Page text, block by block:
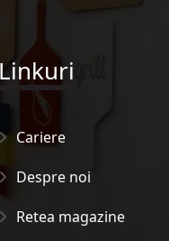
Linkuri
Cariere
Despre noi
Retea magazine